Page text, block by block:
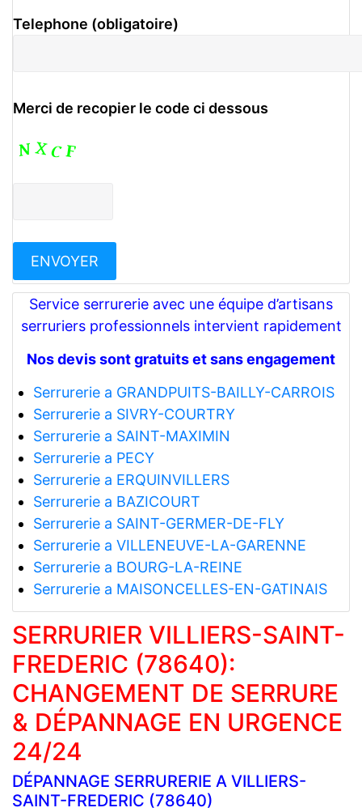
Telephone (obligatoire)
Merci de recopier le code ci dessous
Service serrurerie avec une équipe d’artisans
serruriers professionnels intervient rapidement
Nos devis sont gratuits et sans engagement
Serrurerie a GRANDPUITS-BAILLY-CARROIS
Serrurerie a SIVRY-COURTRY
Serrurerie a SAINT-MAXIMIN
Serrurerie a PECY
Serrurerie a ERQUINVILLERS
Serrurerie a BAZICOURT
Serrurerie a SAINT-GERMER-DE-FLY
Serrurerie a VILLENEUVE-LA-GARENNE
Serrurerie a BOURG-LA-REINE
Serrurerie a MAISONCELLES-EN-GATINAIS
SERRURIER VILLIERS-SAINT-
FREDERIC (78640):
CHANGEMENT DE SERRURE
& DÉPANNAGE EN URGENCE
24/24
DÉPANNAGE SERRURERIE A VILLIERS-
SAINT-FREDERIC (78640)